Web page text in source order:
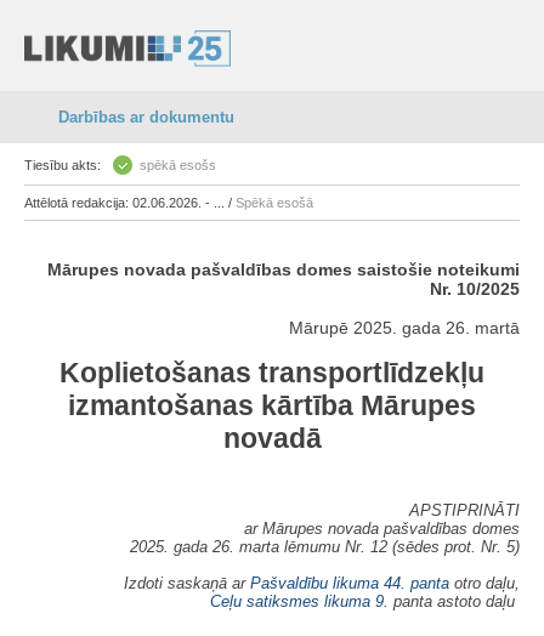
Darbības ar dokumentu
Tiesību akts: spēkā esošs
Attēlotā redakcija: 02.06.2026. - ... / Spēkā esošā
Mārupes novada pašvaldības domes saistošie noteikumi
Nr. 10/2025
Mārupē 2025. gada 26. martā
Koplietošanas transportlīdzekļu
izmantošanas kārtība Mārupes
novadā
APSTIPRINĀTI
ar Mārupes novada pašvaldības domes
2025. gada 26. marta lēmumu Nr. 12 (sēdes prot. Nr. 5)
Izdoti saskaņā ar Pašvaldību likuma 44. panta otro daļu,
Ceļu satiksmes likuma 9. panta astoto daļu